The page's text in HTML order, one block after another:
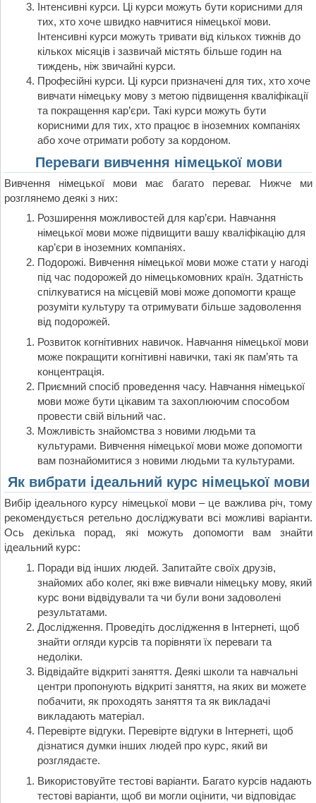
Інтенсивні курси. Ці курси можуть бути корисними для
тих, хто хоче швидко навчитися німецької мови.
Інтенсивні курси можуть тривати від кількох тижнів до
кількох місяців і зазвичай містять більше годин на
тиждень, ніж звичайні курси.
Професійні курси. Ці курси призначені для тих, хто хоче
вивчати німецьку мову з метою підвищення кваліфікації
та покращення кар’єри. Такі курси можуть бути
корисними для тих, хто працює в іноземних компаніях
або хоче отримати роботу за кордоном.
Переваги вивчення німецької мови
Вивчення німецької мови має багато переваг. Нижче ми
розглянемо деякі з них:
Розширення можливостей для кар’єри. Навчання
німецької мови може підвищити вашу кваліфікацію для
кар’єри в іноземних компаніях.
Подорожі. Вивчення німецької мови може стати у нагоді
під час подорожей до німецькомовних країн. Здатність
спілкуватися на місцевій мові може допомогти краще
розуміти культуру та отримувати більше задоволення
від подорожей.
Розвиток когнітивних навичок. Навчання німецької мови
може покращити когнітивні навички, такі як пам’ять та
концентрація.
Приємний спосіб проведення часу. Навчання німецької
мови може бути цікавим та захоплюючим способом
провести свій вільний час.
Можливість знайомства з новими людьми та
культурами. Вивчення німецької мови може допомогти
вам познайомитися з новими людьми та культурами.
Як вибрати ідеальний курс німецької мови
Вибір ідеального курсу німецької мови – це важлива річ, тому
рекомендується ретельно досліджувати всі можливі варіанти.
Ось декілька порад, які можуть допомогти вам знайти
ідеальний курс:
Поради від інших людей. Запитайте своїх друзів,
знайомих або колег, які вже вивчали німецьку мову, який
курс вони відвідували та чи були вони задоволені
результатами.
Дослідження. Проведіть дослідження в Інтернеті, щоб
знайти огляди курсів та порівняти їх переваги та
недоліки.
Відвідайте відкриті заняття. Деякі школи та навчальні
центри пропонують відкриті заняття, на яких ви можете
побачити, як проходять заняття та як викладачі
викладають матеріал.
Перевірте відгуки. Перевірте відгуки в Інтернеті, щоб
дізнатися думки інших людей про курс, який ви
розглядаєте.
Використовуйте тестові варіанти. Багато курсів надають
тестові варіанти, щоб ви могли оцінити, чи відповідає